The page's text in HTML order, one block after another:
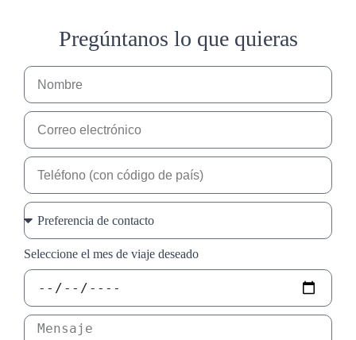
Pregúntanos lo que quieras
Seleccione el mes de viaje deseado